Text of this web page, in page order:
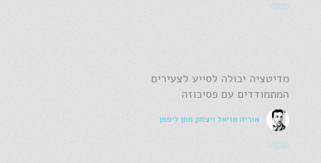
מדיטציה יכולה לסייע לצעירים
המתמודדים עם פסיכוזה
אוריה מויאל ויצחק מתן ליפמן